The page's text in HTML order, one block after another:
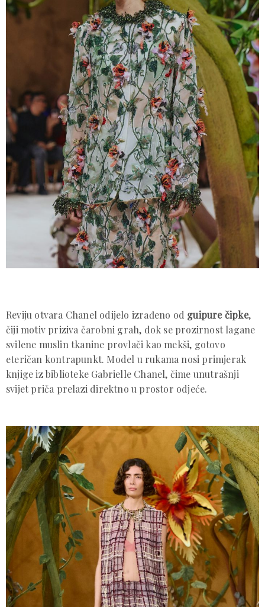
Reviju otvara Chanel odijelo izrađeno od guipure čipke,
čiji motiv priziva čarobni grah, dok se prozirnost lagane
svilene muslin tkanine provlači kao mekši, gotovo
eteričan kontrapunkt. Model u rukama nosi primjerak
knjige iz biblioteke Gabrielle Chanel, čime unutrašnji
svijet priča prelazi direktno u prostor odjeće.